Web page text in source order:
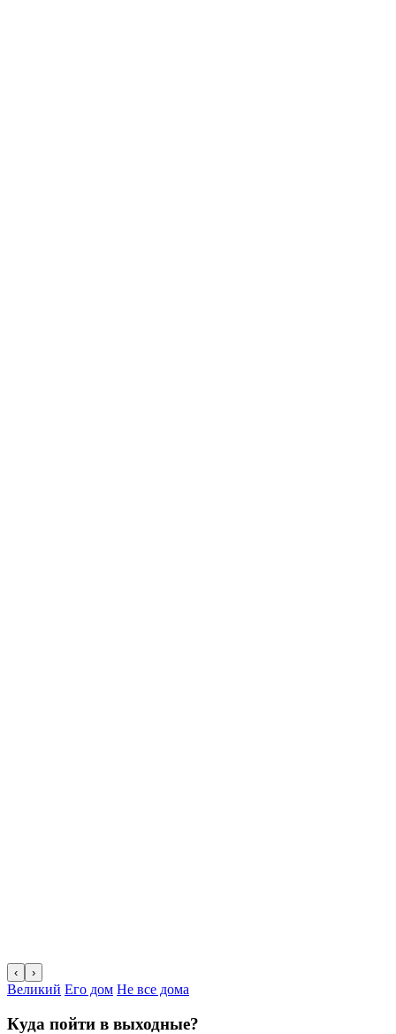
‹ ›
Великий Его дом Не все дома
Куда пойти в выходные?